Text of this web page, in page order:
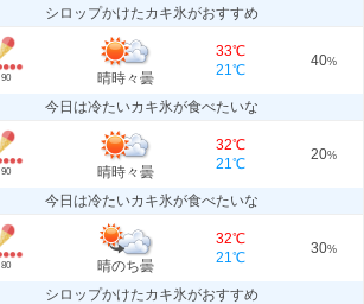
シロップかけたカキ氷がおすすめ
90 晴時々曇
33℃
21℃
40%
今日は冷たいカキ氷が食べたいな
90 晴時々曇
32℃
21℃
20%
今日は冷たいカキ氷が食べたいな
80 晴のち曇
32℃
21℃
30%
シロップかけたカキ氷がおすすめ